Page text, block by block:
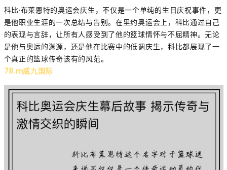
科比·布莱恩特的奥运会庆生，不仅是一个单纯的生日庆祝事件，更
是他职业生涯的一次总结与告别。在里约奥运会上，科比通过自己
的表现与言辞，让所有人感受到了他的篮球情怀与不屈精神。无论
是他与奥运的渊源，还是他在比赛中的低调庆生，科比都展现了一
个真正的篮球传奇该有的风范。
78.m威九国际